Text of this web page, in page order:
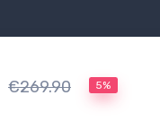
€269.90 5%